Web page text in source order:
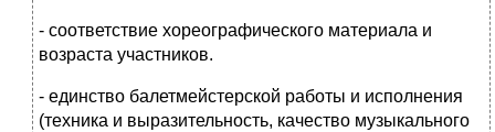
- соответствие хореографического материала и
возраста участников.
- единство балетмейстерской работы и исполнения
(техника и выразительность, качество музыкального